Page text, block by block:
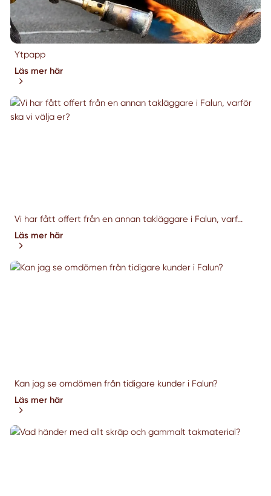
Ytpapp
Läs mer här
Vi har fått offert från en annan takläggare i Falun, varf...
Läs mer här
Kan jag se omdömen från tidigare kunder i Falun?
Läs mer här